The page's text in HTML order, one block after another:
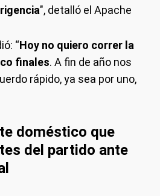
", detalló el Apache
“Hoy no quiero correr la
finales. A fin de año nos
rápido, ya sea por uno,
doméstico que
del partido ante